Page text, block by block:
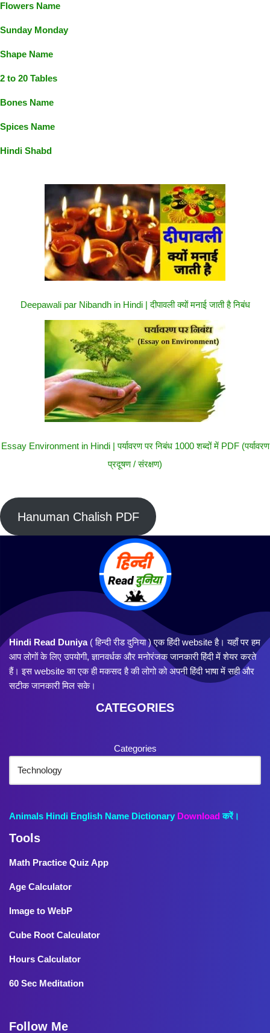
Flowers Name
Sunday Monday
Shape Name
2 to 20 Tables
Bones Name
Spices Name
Hindi Shabd
Deepawali par Nibandh in Hindi | दीपावली क्यों मनाई जाती है निबंध
Essay Environment in Hindi | पर्यावरण पर निबंध 1000 शब्दों में PDF (पर्यावरण
प्रदूषण / संरक्षण)
Hanuman Chalish PDF
Hindi Read Duniya( हिन्दी रीड दुनिया ) एक हिंदी website है। यहाँ पर हम
आप लोगों के लिए उपयोगी, ज्ञानवर्धक और मनोरंजक जानकारी हिंदी में शेयर करते
हैं। इस website का एक ही मकसद है की लोगो को अपनी हिंदी भाषा में सही और
सटीक जानकारी मिल सके।
CATEGORIES
Categories
Animals Hindi English Name Dictionary Download करें।
Tools
Math Practice Quiz App
Age Calculator
Image to WebP
Cube Root Calculator
Hours Calculator
60 Sec Meditation
Follow Me